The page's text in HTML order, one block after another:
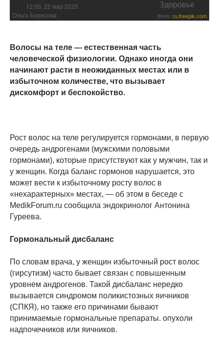
12:05, 22 мар 2025 Здоровье
Ольга Борисова Фото: ru.freepik.com
Волосы на теле — естественная часть
человеческой физиологии. Однако иногда они
начинают расти в неожиданных местах или в
избыточном количестве, что вызывает
дискомфорт и беспокойство.
Рост волос на теле регулируется гормонами, в первую
очередь андрогенами (мужскими половыми
гормонами), которые присутствуют как у мужчин, так и
у женщин. Когда баланс гормонов нарушается, это
может вести к избыточному росту волос в
«нехарактерных» местах, — об этом в беседе с
MedikForum.ru сообщила эндокринолог Антонина
Гуреева.
Гормональный дисбаланс
По словам врача, у женщин избыточный рост волос
(гирсутизм) часто бывает связан с повышенным
уровнем андрогенов. Такой дисбаланс нередко
вызывается синдромом поликистозных яичников
(СПКЯ), но также его причинами бывают
принимаемые гормональные препараты. опухоли
надпочечников или яичников.